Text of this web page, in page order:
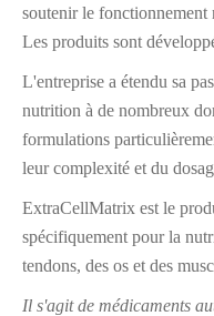
soutenir le fonctionnement
Les produits sont
L'entreprise a étendu sa
nutrition à de nombreux
formulations
leur complexité et du
ExtraCellMatrix est le
spécifiquement pour la
tendons, des os et des
Il s'agit de médicaments